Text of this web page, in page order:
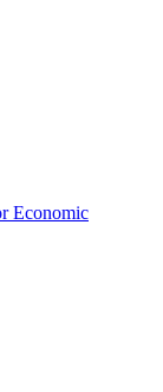
Economic